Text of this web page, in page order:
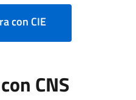
con CIE
CNS